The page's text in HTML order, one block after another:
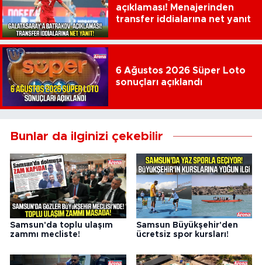
açıklaması! Menajerinden
transfer iddialarına net yanıt
6 Ağustos 2026 Süper Loto
sonuçları açıklandı
Bunlar da ilginizi çekebilir
Samsun'da toplu ulaşım
zammı mecliste!
Samsun Büyükşehir'den
ücretsiz spor kursları!